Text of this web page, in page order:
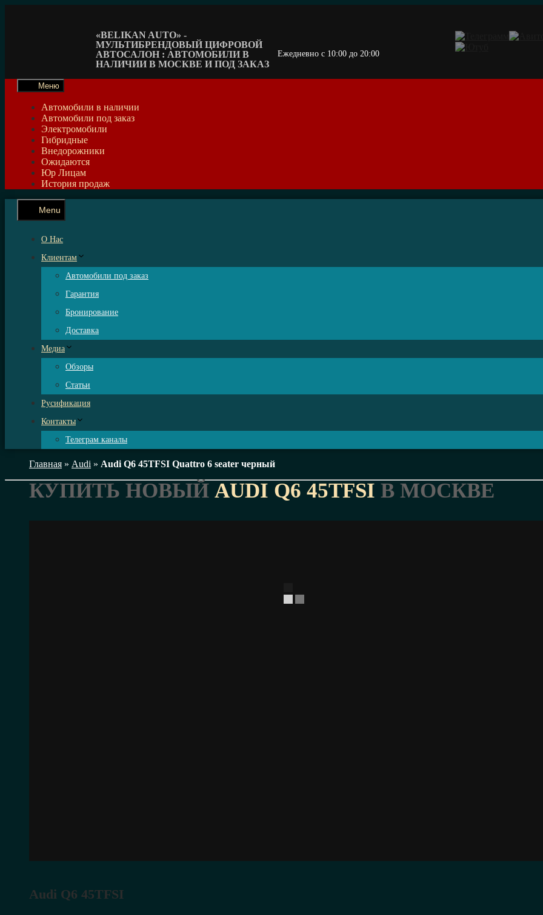
«BELIKAN AUTO» -
МУЛЬТИБРЕНДОВЫЙ ЦИФРОВОЙ
АВТОСАЛОН : АВТОМОБИЛИ В
НАЛИЧИИ В МОСКВЕ И ПОД ЗАКАЗ
Ежедневно c 10:00 до 20:00
Меню
Автомобили в наличии
Автомобили под заказ
Электромобили
Гибридные
Внедорожники
Ожидаются
Юр Лицам
История продаж
Menu
О Нас
Клиентам
Автомобили под заказ
Гарантия
Бронирование
Доставка
Медиа
Обзоры
Статьи
Русификация
Контакты
Телеграм каналы
Главная » Audi » Audi Q6 45TFSI Quattro 6 seater черный
КУПИТЬ НОВЫЙ AUDI Q6 45TFSI В МОСКВЕ
Audi Q6 45TFSI